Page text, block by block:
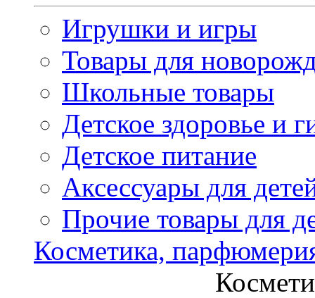
Игрушки и игры
Товары для
Школьные товары
Детское здоровье и
Детское питание
Аксессуары для
Прочие товары для
Косметика,